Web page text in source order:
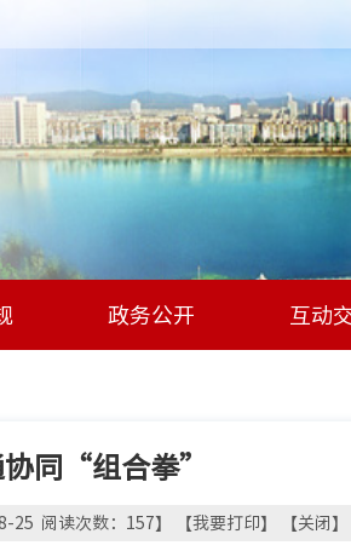
政务公开 互动
同“组合拳”
25 阅读次数： 157】 【我要打印】 【关闭】